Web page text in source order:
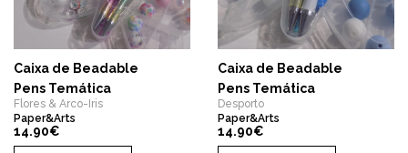
Caixa de Beadable
Pens Temática
Flores & Arco-Iris
Paper&Arts
14.90€
Caixa de Beadable
Pens Temática
Desporto
Paper&Arts
14.90€